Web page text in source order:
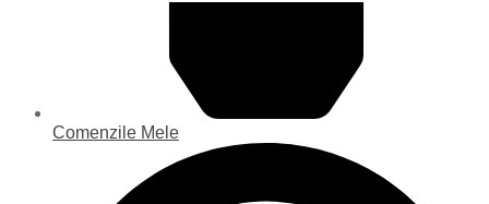
Comenzile Mele